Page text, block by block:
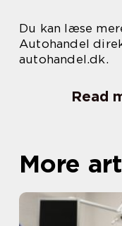
Du kan læse
Autohandel
autohandel.dk.
Read
More